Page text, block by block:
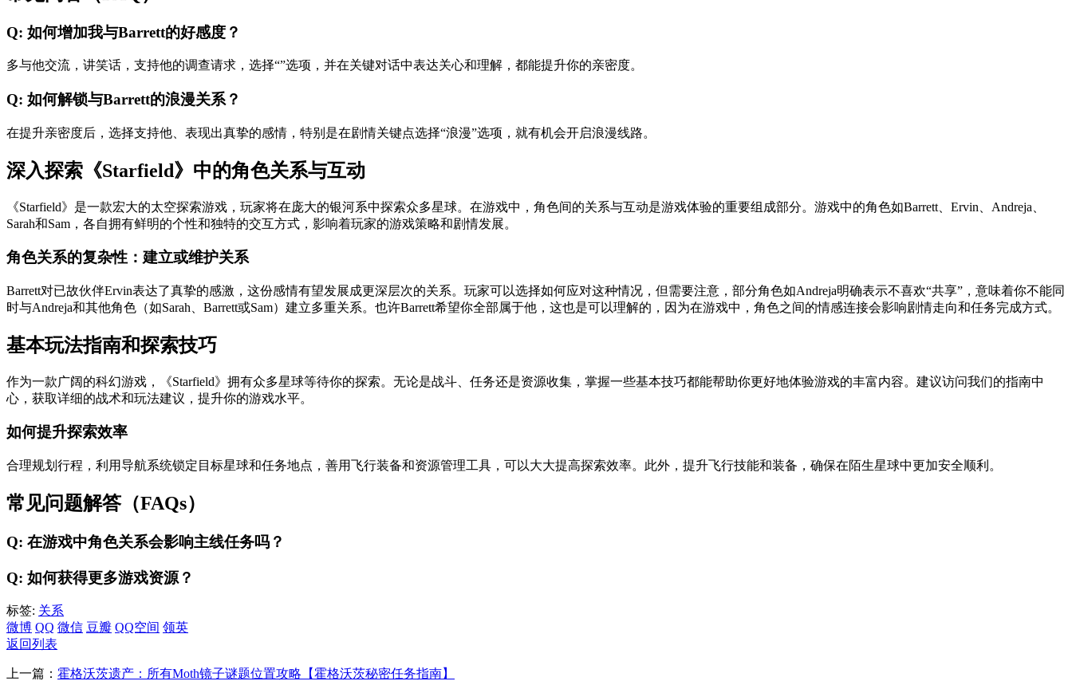
Q: 如何增加我与Barrett的好感度？
多与他交流，讲笑话，支持他的调查请求，选择“”选项，并在关键对话中表达关心和理解，都能提升你的亲密度。
Q: 如何解锁与Barrett的浪漫关系？
在提升亲密度后，选择支持他、表现出真挚的感情，特别是在剧情关键点选择“浪漫”选项，就有机会开启浪漫线路。
深入探索《Starfield》中的角色关系与互动
《Starfield》是一款宏大的太空探索游戏，玩家将在庞大的银河系中探索众多星球。在游戏中，角色间的关系与互动是游戏体验的重要组成部分。游戏中的角色如Barrett、Ervin、Andreja、
Sarah和Sam，各自拥有鲜明的个性和独特的交互方式，影响着玩家的游戏策略和剧情发展。
角色关系的复杂性：建立或维护关系
Barrett对已故伙伴Ervin表达了真挚的感激，这份感情有望发展成更深层次的关系。玩家可以选择如何应对这种情况，但需要注意，部分角色如Andreja明确表示不喜欢“共享”，意味着你不能同
时与Andreja和其他角色（如Sarah、Barrett或Sam）建立多重关系。也许Barrett希望你全部属于他，这也是可以理解的，因为在游戏中，角色之间的情感连接会影响剧情走向和任务完成方式。
基本玩法指南和探索技巧
作为一款广阔的科幻游戏，《Starfield》拥有众多星球等待你的探索。无论是战斗、任务还是资源收集，掌握一些基本技巧都能帮助你更好地体验游戏的丰富内容。建议访问我们的指南中
心，获取详细的战术和玩法建议，提升你的游戏水平。
如何提升探索效率
合理规划行程，利用导航系统锁定目标星球和任务地点，善用飞行装备和资源管理工具，可以大大提高探索效率。此外，提升飞行技能和装备，确保在陌生星球中更加安全顺利。
常见问题解答（FAQs）
Q: 在游戏中角色关系会影响主线任务吗？
Q: 如何获得更多游戏资源？
标签: 关系
微博 QQ 微信 豆瓣 QQ空间 领英
返回列表
上一篇： 霍格沃茨遗产：所有Moth镜子谜题位置攻略【霍格沃茨秘密任务指南】